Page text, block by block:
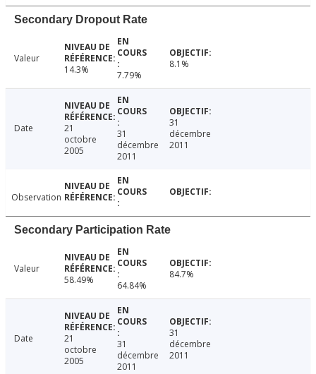
Secondary Dropout Rate
Valeur
14.3%
7.79%
8.1%
Date
21
octobre
2005
31
décembre
2011
31
décembre
2011
Observation
Secondary Participation Rate
Valeur
58.49%
64.84%
84.7%
Date
21
octobre
2005
31
décembre
2011
31
décembre
2011